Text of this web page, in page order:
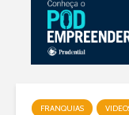
FRANQUIAS